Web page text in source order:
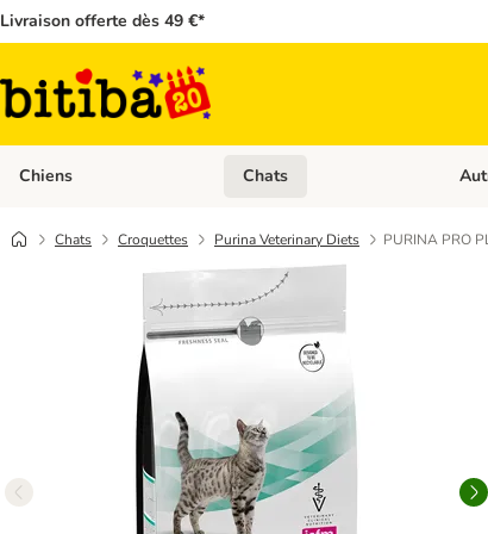
Livraison offerte dès 49 €*
Chiens Dérouler les catégories: Chiens
Chats
Chats Croquettes Purina Veterinary Diets PURINA PRO